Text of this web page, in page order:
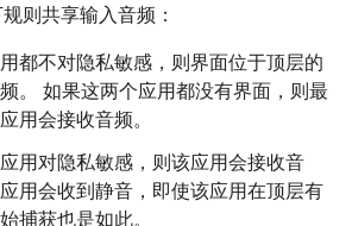
则共享输入音频：
都不对隐私敏感，则界面位于顶层的
。 如果这两个应用都没有界面，则最
用会接收音频。
用对隐私敏感，则该应用会接收音
用会收到静音，即使该应用在顶层有
捕获也是如此。